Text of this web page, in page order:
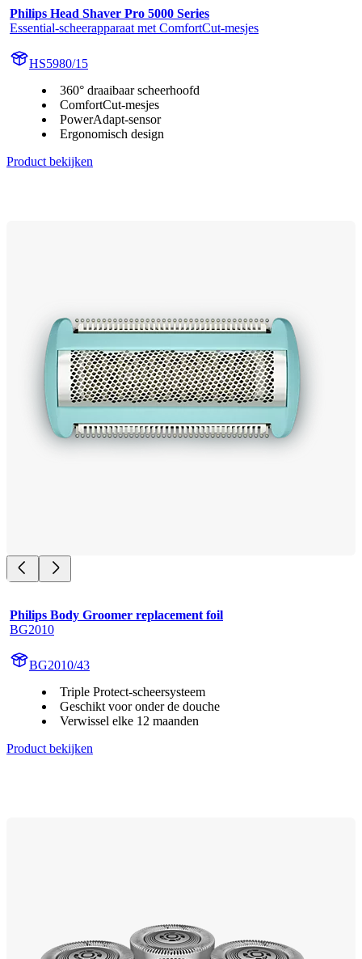
Philips Head Shaver Pro 5000 Series
Essential-scheerapparaat met ComfortCut-mesjes
HS5980/15
360° draaibaar scheerhoofd
ComfortCut-mesjes
PowerAdapt-sensor
Ergonomisch design
Product bekijken
Philips Body Groomer replacement foil
BG2010
BG2010/43
Triple Protect-scheersysteem
Geschikt voor onder de douche
Verwissel elke 12 maanden
Product bekijken